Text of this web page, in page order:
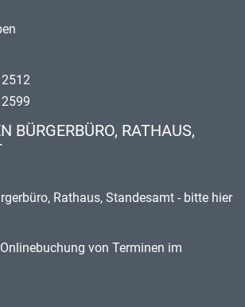
BÜRGERBÜRO, RATHAUS,
Rathaus, Standesamt - bitte hier
von Terminen im